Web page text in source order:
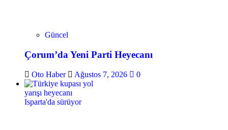
Güncel
Çorum’da Yeni Parti Heyecanı
Oto Haber Ağustos 7, 2026 0